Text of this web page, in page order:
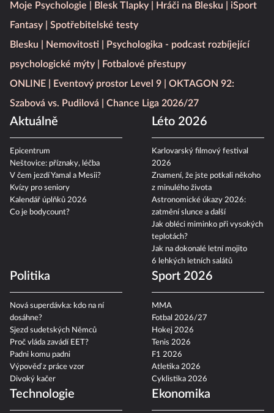
Moje Psychologie Blesk Tlapky Hráči na Blesku
iSport
Fantasy
Spotřebitelské testy
Blesku
Nemovitosti
Psychologika - podcast rozbíjející
psychologické mýty
Fotbalové přestupy
ONLINE
Eventový prostor Level 9
OKTAGON 92:
Szabová vs. Pudilová
Chance Liga 2026/27
Aktuálně
Epicentrum
Neštovice: příznaky, léčba
V čem jezdí Yamal a Mesii?
Kvízy pro seniory
Kalendář úplňků 2026
Co je bodycount?
Léto 2026
Karlovarský filmový festival
2026
Znamení, že jste potkali někoho
z minulého života
Astronomické úkazy 2026:
zatmění slunce a další
Jak obléci miminko při vysokých
teplotách?
Jak na dokonalé letní mojito
6 lehkých letních salátů
Politika
Nová superdávka: kdo na ní
dosáhne?
Sjezd sudetských Němců
Proč vláda zavádí EET?
Padni komu padni
Výpověď z práce vzor
Divoký kačer
Sport 2026
MMA
Fotbal 2026/27
Hokej 2026
Tenis 2026
F1 2026
Atletika 2026
Cyklistika 2026
Technologie Ekonomika